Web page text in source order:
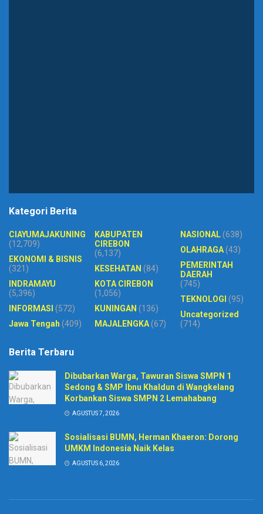
Kategori Berita
CIAYUMAJAKUNING
(12,709)
EKONOMI & BISNIS
(321)
INDRAMAYU
(5,396)
INFORMASI (572)
Jawa Tengah (409)
KABUPATEN
CIREBON
(6,137)
KESEHATAN (84)
KOTA CIREBON
(1,056)
KUNINGAN (136)
MAJALENGKA(67)
NASIONAL(638)
OLAHRAGA(43)
PEMERINTAH
DAERAH
(745)
TEKNOLOGI (95)
Uncategorized
(714)
Berita Terbaru
Dibubarkan Warga, Tawuran Siswa SMPN 1
Sedong & SMP Ibnu Khaldun di Wangkelang
Korbankan Siswa SMPN 2 Lemahabang
AGUSTUS 7, 2026
Sosialisasi BUMN, Herman Khaeron: Dorong
UMKM Indonesia Naik Kelas
AGUSTUS 6, 2026